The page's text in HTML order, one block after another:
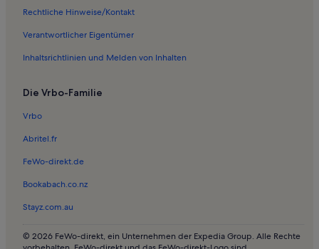
Ferienwohnungen in Kalamáki
Ferienwohnungen in Epidive Zentrum
Ferienwohnungen in Salantí Strand
Ferienwohnungen und Apartments in Nafplio
Longstay in Nafplio
Rechtliche Hinweise/Kontakt
Verantwortlicher Eigentümer
Inhaltsrichtlinien und Melden von Inhalten
Die Vrbo-Familie
Vrbo
Abritel.fr
FeWo-direkt.de
Bookabach.co.nz
Stayz.com.au
© 2026 FeWo-direkt, ein Unternehmen der Expedia Group. Alle Rechte